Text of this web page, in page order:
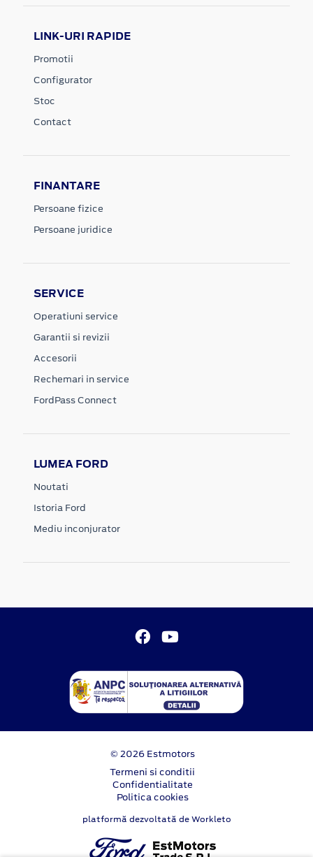
LINK-URI RAPIDE
Promotii
Configurator
Stoc
Contact
FINANTARE
Persoane fizice
Persoane juridice
SERVICE
Operatiuni service
Garantii si revizii
Accesorii
Rechemari in service
FordPass Connect
LUMEA FORD
Noutati
Istoria Ford
Mediu inconjurator
© 2026 Estmotors
Termeni si conditii
Confidentialitate
Politica cookies
platformă dezvoltată de Workleto